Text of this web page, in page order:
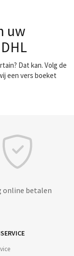
uw
Dat kan. Volg de
een vers boeket
online betalen